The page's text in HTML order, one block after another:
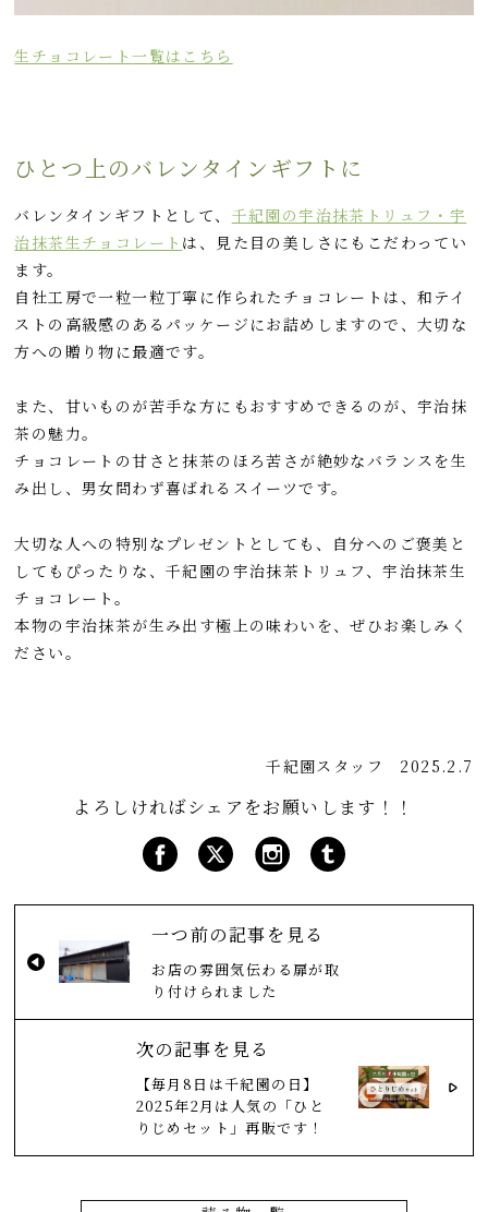
生チョコレート一覧はこちら
ひとつ上のバレンタインギフトに
バレンタインギフトとして、 千紀園の宇治抹茶トリュフ・宇
治抹茶生チョコレート は、見た目の美しさにもこだわってい
ます。
自社工房で一粒一粒丁寧に作られたチョコレートは、和テイ
ストの高級感のあるパッケージにお詰めしますので、大切な
方への贈り物に最適です。
また、甘いものが苦手な方にもおすすめできるのが、宇治抹
茶の魅力。
チョコレートの甘さと抹茶のほろ苦さが絶妙なバランスを生
み出し、男女問わず喜ばれるスイーツです。
大切な人への特別なプレゼントとしても、自分へのご褒美と
してもぴったりな、千紀園の宇治抹茶トリュフ、宇治抹茶生
チョコレート。
本物の宇治抹茶が生み出す極上の味わいを、ぜひお楽しみく
ださい。
千紀園スタッフ 2025.2.7
よろしければシェアをお願いします！！
一つ前の記事を見る
お店の雰囲気伝わる扉が取
り付けられました
次の記事を見る
【毎月8日は千紀園の日】
2025年2月は人気の「ひと
りじめセット」再販です！